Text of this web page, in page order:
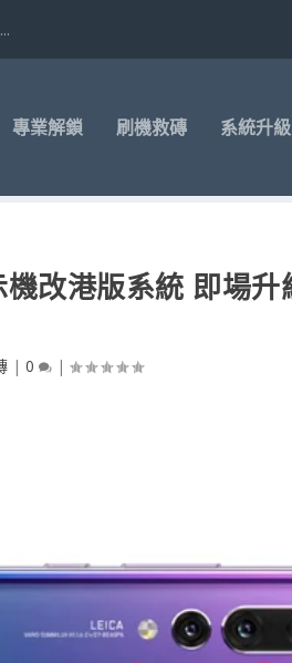
專業解鎖 刷機救磚 系統升級
改港版系統 即場升
|0 |